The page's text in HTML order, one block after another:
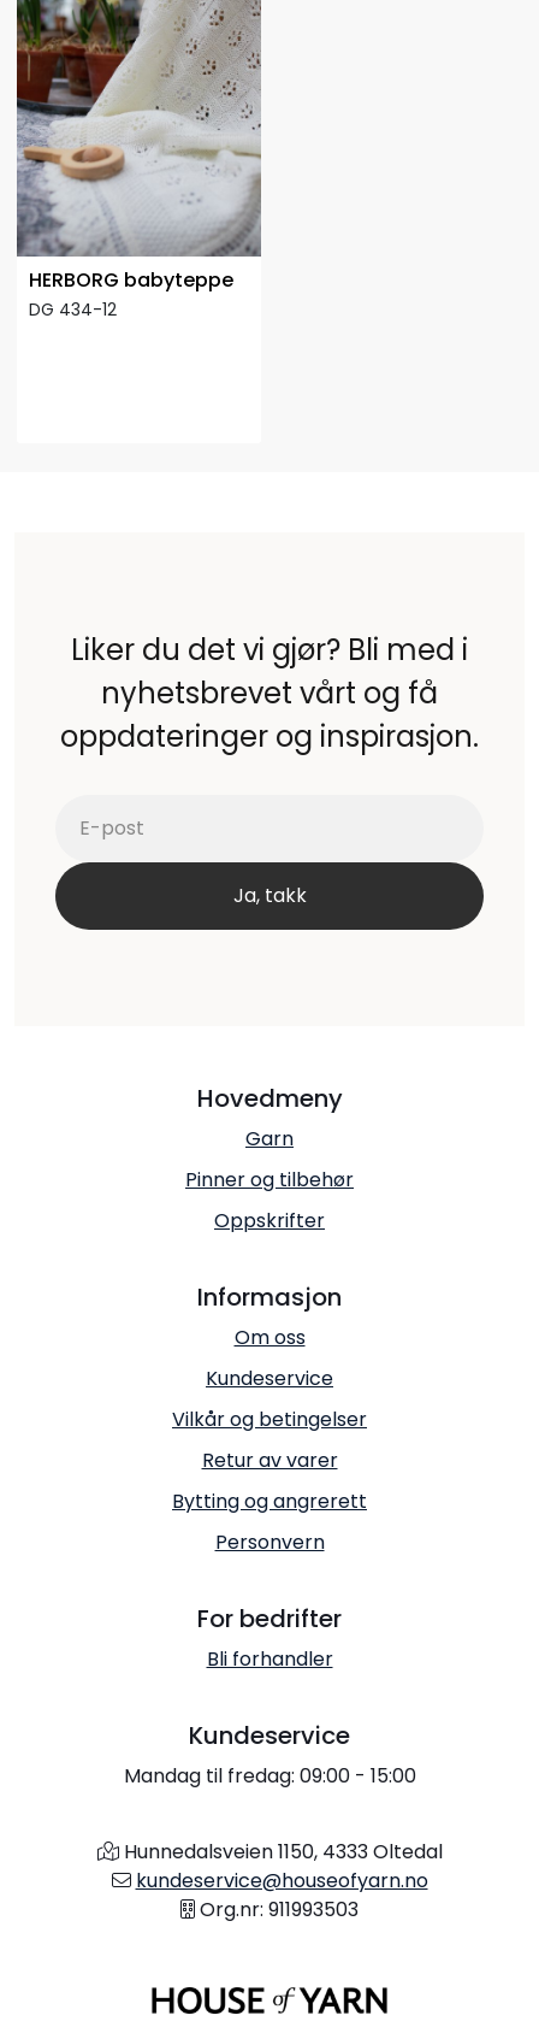
HERBORG babyteppe
DG 434-12
Liker du det vi gjør? Bli med i
nyhetsbrevet vårt og få
oppdateringer og inspirasjon.
Hovedmeny
Garn
Pinner og tilbehør
Oppskrifter
Informasjon
Om oss
Kundeservice
Vilkår og betingelser
Retur av varer
Bytting og angrerett
Personvern
For bedrifter
Bli forhandler
Kundeservice
Mandag til fredag: 09:00 - 15:00
Hunnedalsveien 1150, 4333 Oltedal
kundeservice@houseofyarn.no
Org.nr: 911993503